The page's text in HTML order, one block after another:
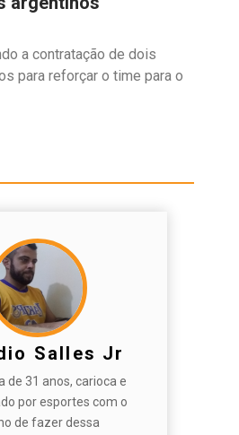
a contratação de dois
para reforçar o time para o
Salles Jr
de 31 anos, carioca e
por esportes com o
de fazer dessa